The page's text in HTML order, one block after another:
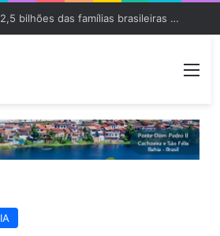
Bets tiraram R$ 62,5 bilhões das famílias brasileiras em 2025